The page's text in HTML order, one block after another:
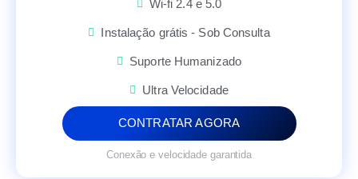
Wi-fi 2.4 e 5.0
Instalação grátis - Sob Consulta
Suporte Humanizado
Ultra Velocidade
CONTRATAR AGORA
Conexão e velocidade garantida